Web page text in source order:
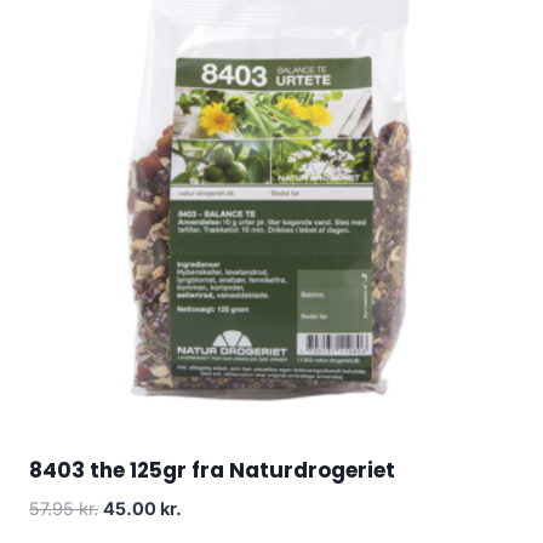
8403 the 125gr fra Naturdrogeriet
57.95kr. Den
45.00 kr.